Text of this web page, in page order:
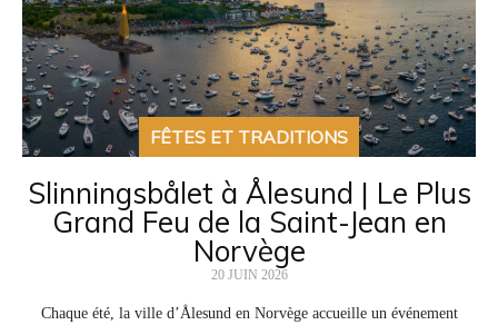
FÊTES ET TRADITIONS
Slinningsbålet à Ålesund | Le Plus
Grand Feu de la Saint-Jean en
Norvège
20 JUIN 2026
Chaque été, la ville d’Ålesund en Norvège accueille un événement